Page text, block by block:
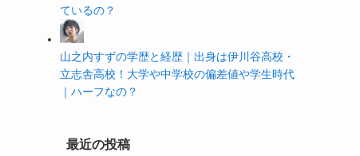
ているの？
山之内すずの学歴と経歴｜出身は伊川谷高校・
立志舎高校！大学や中学校の偏差値や学生時代
｜ハーフなの？
最近の投稿